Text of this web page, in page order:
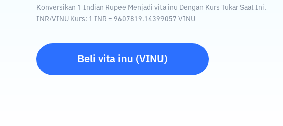
Konversikan 1 Indian Rupee Menjadi vita inu Dengan Kurs Tukar Saat Ini.
INR/VINU Kurs: 1 INR = 9607819.14399057 VINU
Beli vita inu (VINU)